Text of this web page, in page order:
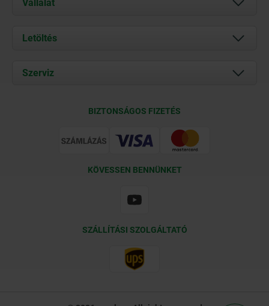
Vállalat
Rólunk
Kapcsolat
Letöltés
Documents
Szerviz
BIZTONSÁGOS FIZETÉS
KÖVESSEN BENNÜNKET
SZÁLLÍTÁSI SZOLGÁLTATÓ